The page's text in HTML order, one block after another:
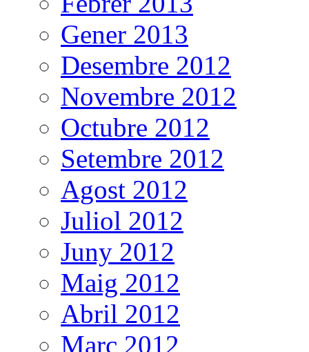
Gener 2013
Desembre 2012
Novembre 2012
Octubre 2012
Setembre 2012
Agost 2012
Juliol 2012
Juny 2012
Maig 2012
Abril 2012
Març 2012